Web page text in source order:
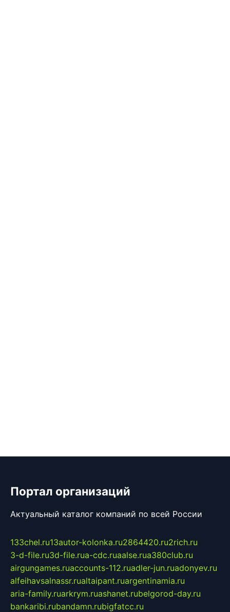
Портал организаций
Актуальный каталог компаний по всей России
133chel.ru13autor-kolonka.ru2864420.ru2rich.ru
3-d-file.ru3d-file.rua-cdc.ruaalse.rua380club.ru
airgungames.ruaccounts-112.ruadler-jun.ruadonyev.ru
alfeihavsalnassr.rualtaipant.ruargentinamia.ru
aria-family.ruarkrym.ruashanet.rubelgorod-day.ru
bankaribi.rubandamn.rubigfatcc.ru